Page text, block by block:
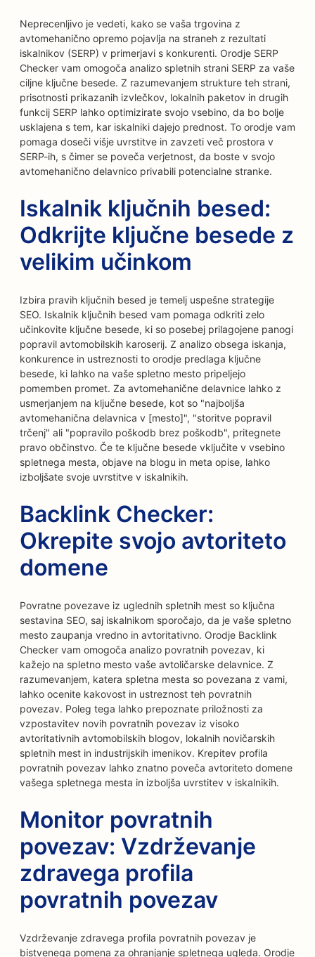
Neprecenljivo je vedeti, kako se vaša trgovina z
avtomehanično opremo pojavlja na straneh z rezultati
iskalnikov (SERP) v primerjavi s konkurenti. Orodje SERP
Checker vam omogoča analizo spletnih strani SERP za vaše
ciljne ključne besede. Z razumevanjem strukture teh strani,
prisotnosti prikazanih izvlečkov, lokalnih paketov in drugih
funkcij SERP lahko optimizirate svojo vsebino, da bo bolje
usklajena s tem, kar iskalniki dajejo prednost. To orodje vam
pomaga doseči višje uvrstitve in zavzeti več prostora v
SERP-ih, s čimer se poveča verjetnost, da boste v svojo
avtomehanično delavnico privabili potencialne stranke.
Iskalnik ključnih besed:
Odkrijte ključne besede z
velikim učinkom
Izbira pravih ključnih besed je temelj uspešne strategije
SEO. Iskalnik ključnih besed vam pomaga odkriti zelo
učinkovite ključne besede, ki so posebej prilagojene panogi
popravil avtomobilskih karoserij. Z analizo obsega iskanja,
konkurence in ustreznosti to orodje predlaga ključne
besede, ki lahko na vaše spletno mesto pripeljejo
pomemben promet. Za avtomehanične delavnice lahko z
usmerjanjem na ključne besede, kot so "najboljša
avtomehanična delavnica v [mesto]", "storitve popravil
trčenj" ali "popravilo poškodb brez poškodb", pritegnete
pravo občinstvo. Če te ključne besede vključite v vsebino
spletnega mesta, objave na blogu in meta opise, lahko
izboljšate svoje uvrstitve v iskalnikih.
Backlink Checker:
Okrepite svojo avtoriteto
domene
Povratne povezave iz uglednih spletnih mest so ključna
sestavina SEO, saj iskalnikom sporočajo, da je vaše spletno
mesto zaupanja vredno in avtoritativno. Orodje Backlink
Checker vam omogoča analizo povratnih povezav, ki
kažejo na spletno mesto vaše avtoličarske delavnice. Z
razumevanjem, katera spletna mesta so povezana z vami,
lahko ocenite kakovost in ustreznost teh povratnih
povezav. Poleg tega lahko prepoznate priložnosti za
vzpostavitev novih povratnih povezav iz visoko
avtoritativnih avtomobilskih blogov, lokalnih novičarskih
spletnih mest in industrijskih imenikov. Krepitev profila
povratnih povezav lahko znatno poveča avtoriteto domene
vašega spletnega mesta in izboljša uvrstitev v iskalnikih.
Monitor povratnih
povezav: Vzdrževanje
zdravega profila
povratnih povezav
Vzdrževanje zdravega profila povratnih povezav je
bistvenega pomena za ohranjanje spletnega ugleda. Orodje